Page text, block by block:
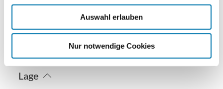
Auswahl erlauben
Nur notwendige Cookies
Skiaufbewahrung
Gemeinschaftsbereiche
Grillmöglichkeit
Sonnenschirme
Sonnenstühle/-liegen
Terrasse
Deutsch
Lage